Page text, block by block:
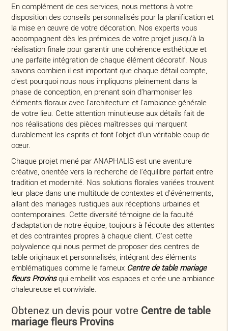
En complément de ces services, nous mettons à votre
disposition des conseils personnalisés pour la planification et
la mise en œuvre de votre décoration. Nos experts vous
accompagnent dès les prémices de votre projet jusqu'à la
réalisation finale pour garantir une cohérence esthétique et
une parfaite intégration de chaque élément décoratif. Nous
savons combien il est important que chaque détail compte,
c'est pourquoi nous nous impliquons pleinement dans la
phase de conception, en prenant soin d'harmoniser les
éléments floraux avec l'architecture et l'ambiance générale
de votre lieu. Cette attention minutieuse aux détails fait de
nos réalisations des pièces maîtresses qui marquent
durablement les esprits et font l'objet d'un véritable coup de
cœur.
Chaque projet mené par ANAPHALIS est une aventure
créative, orientée vers la recherche de l'équilibre parfait entre
tradition et modernité. Nos solutions florales variées trouvent
leur place dans une multitude de contextes et d'événements,
allant des mariages rustiques aux réceptions urbaines et
contemporaines. Cette diversité témoigne de la faculté
d'adaptation de notre équipe, toujours à l'écoute des attentes
et des contraintes propres à chaque client. C'est cette
polyvalence qui nous permet de proposer des centres de
table originaux et personnalisés, intégrant des éléments
emblématiques comme le fameux Centre de table mariage
fleurs Provinsqui embellit vos espaces et crée une ambiance
chaleureuse et conviviale.
Obtenez un devis pour votre Centre de table
mariage fleurs Provins